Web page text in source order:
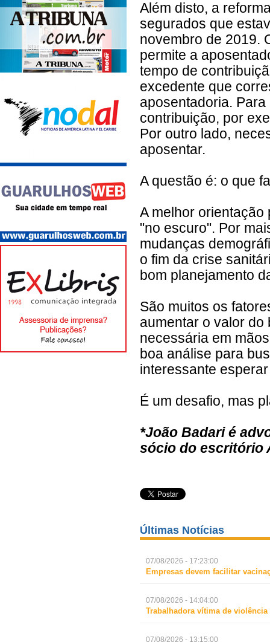
Além disto, a
segurados que
novembro de 2019.
permite a
tempo de
excedente que
aposentadoria.
contribuição, por
Por outro lado,
aposentar.
A questão é: o que
A melhor
"no escuro". Por
mudanças
o fim da crise
bom planejamento
São muitos os
aumentar o valor do
necessária em
boa análise para
interessante
É um desafio, mas
*João Badari é
sócio do escritório
Últimas Notícias
07/08/2026 - 17:23:00
Empresas devem facilitar
07/08/2026 - 14:04:00
Trabalhadora vítima de
07/08/2026 - 13:15:00